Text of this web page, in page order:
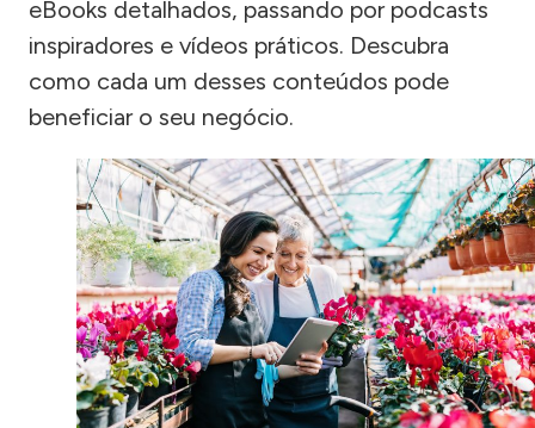
eBooks detalhados, passando por podcasts
inspiradores e vídeos práticos. Descubra
como cada um desses conteúdos pode
beneficiar o seu negócio.